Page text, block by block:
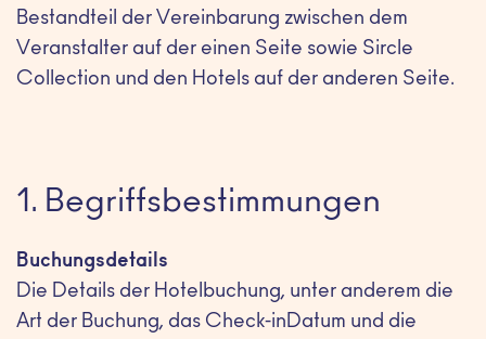
Bestandteil der Vereinbarung zwischen dem
Veranstalter auf der einen Seite sowie Sircle
Collection und den Hotels auf der anderen Seite.
1. Begriffsbestimmungen
Buchungsdetails
Die Details der Hotelbuchung, unter anderem die
Art der Buchung, das Check-inDatum und die